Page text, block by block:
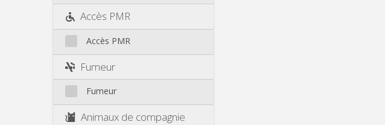
Accès PMR
Accès PMR
Fumeur
Fumeur
Animaux de compagnie